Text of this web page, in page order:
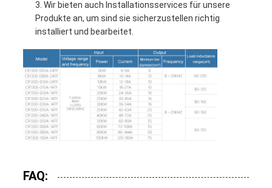
Wir bieten auch Installationsservices für unsere
Produkte an, um sind sie sicherzustellen richtig
installiert und bearbeitet.
FAQ: